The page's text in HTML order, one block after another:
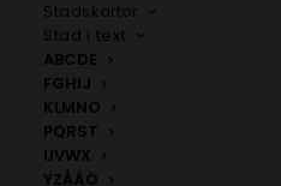
Stadskartor
Stad i text
ABCDE
FGHIJ
KLMNO
PQRST
UVWX
YZÅÄÖ